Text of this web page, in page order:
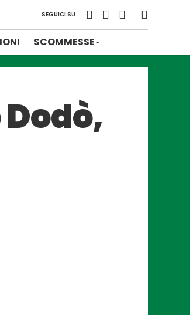
SEGUICI SU
SCOMMESSE